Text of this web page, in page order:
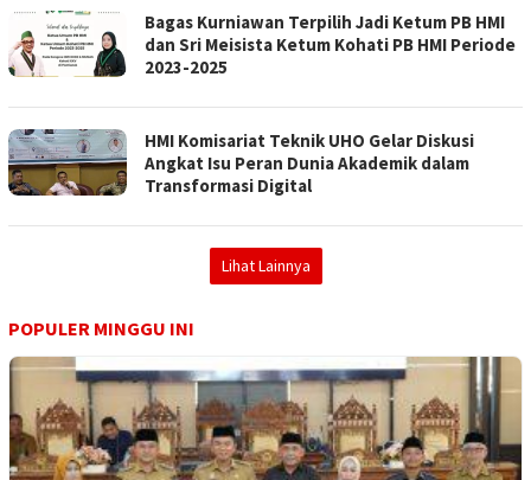
Bagas Kurniawan Terpilih Jadi Ketum PB HMI
dan Sri Meisista Ketum Kohati PB HMI Periode
2023-2025
HMI Komisariat Teknik UHO Gelar Diskusi
Angkat Isu Peran Dunia Akademik dalam
Transformasi Digital
Lihat Lainnya
POPULER MINGGU INI